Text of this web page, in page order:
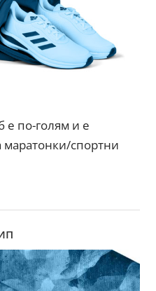
е по-голям и е
маратонки/спортни